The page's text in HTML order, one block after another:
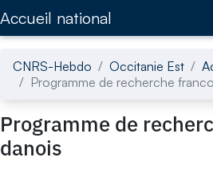
Accueil national
CNRS-Hebdo Occitanie Est
Programme de recherche
Programme de
danois